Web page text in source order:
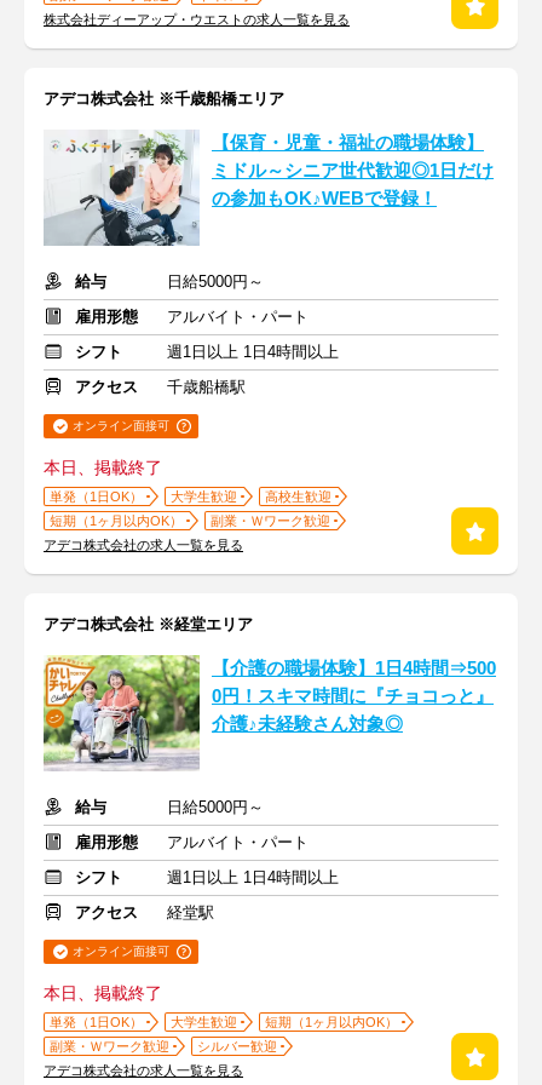
株式会社ディーアップ・ウエストの求人一覧を見る
アデコ株式会社 ※千歳船橋エリア
【保育・児童・福祉の職場体験】
ミドル～シニア世代歓迎◎1日だけ
の参加もOK♪WEBで登録！
給与
日給5000円～
雇用形態
アルバイト・パート
シフト
週1日以上 1日4時間以上
アクセス
千歳船橋駅
オンライン面接可
本日、掲載終了
単発（1日OK） 大学生歓迎
高校生歓迎
短期（1ヶ月以内OK）
副業・Ｗワーク歓迎
アデコ株式会社の求人一覧を見る
アデコ株式会社 ※経堂エリア
【介護の職場体験】1日4時間⇒500
0円！スキマ時間に『チョコっと』
介護♪未経験さん対象◎
給与
日給5000円～
雇用形態
アルバイト・パート
シフト
週1日以上 1日4時間以上
アクセス
経堂駅
オンライン面接可
本日、掲載終了
単発（1日OK） 大学生歓迎
短期（1ヶ月以内OK）
副業・Ｗワーク歓迎
シルバー歓迎
アデコ株式会社の求人一覧を見る